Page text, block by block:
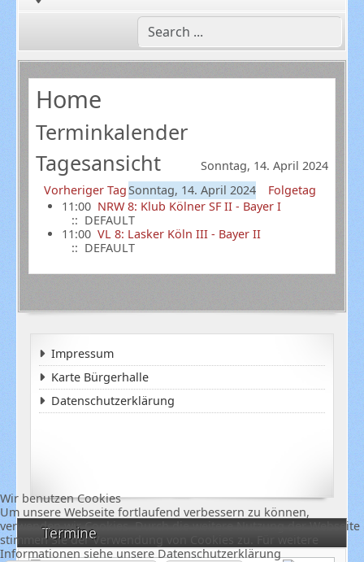
Termine
Home
Terminkalender
Tagesansicht
Sonntag, 14. April 2024
Vorheriger TagSonntag, 14. April 2024
Folgetag
11:00 NRW 8: Klub Kölner SF II - Bayer I
:: DEFAULT
11:00 VL 8: Lasker Köln III - Bayer II
:: DEFAULT
Impressum
Karte Bürgerhalle
Datenschutzerklärung
Wir benutzen Cookies
Um unsere Webseite fortlaufend verbessern zu können,
verwenden wir Cookies. Durch die weitere Nutzung der Webseite
stimmen Sie der Verwendung von Cookies zu. Für weitere
Informationen siehe unsere Datenschutzerklärung